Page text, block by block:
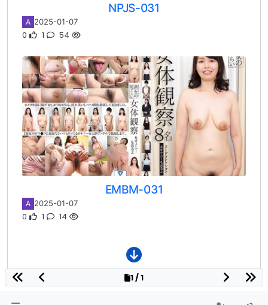
NPJS-031
A 2025-01-07
0 1 54
EMBM-031
A 2025-01-07
0 1 14
1 / 1